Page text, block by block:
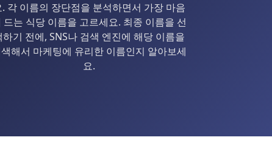
. 각 이름의 장단점을 분석하면서 가장 마음
드는 식당 이름을 고르세요. 최종 이름을 선
하기 전에, SNS나 검색 엔진에 해당 이름을
해서 마케팅에 유리한 이름인지 알아보세
요.